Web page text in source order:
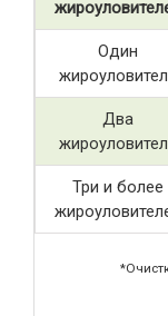
Один
Два
Три и более